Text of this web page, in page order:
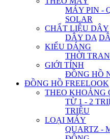
MÁY PIN -
SOLAR
CHẤT LIỆU DÂY
DÂY DA
KIỂU DÁNG
THỜI
GIỚI TÍNH
ĐỒNG HỒ
ĐỒNG HỒ FREELOOK
THEO KHOẢNG
TỪ 1 - 2
TRIỆU
LOẠI MÁY
QUARTZ -